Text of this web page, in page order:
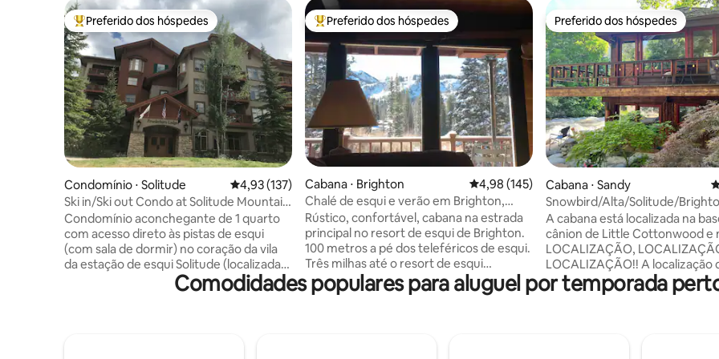
Entre os melhores preferidos dos hóspedes
Preferido dos hóspedes
Condomínio ⋅ Solitude 4,93 de uma avaliação média de 5, 137 avaliações
4,93 (137)
Ski in/Ski out Condo at Solitude Mountain
Resort
Condomínio aconchegante de 1 quarto
com acesso direto às pistas de esqui
(com sala de dormir) no coração da vila
da estação de esqui Solitude (localizada
em Big Cottonwood Canyon). Este
condomínio de mais de 800 pés
Entre os melhores preferidos dos hóspedes
Preferido dos hóspedes
Cabana ⋅ Brighton 4,98 de uma avaliação média de 5, 145
4,98 (145)
Chalé de esqui e verão em Brighton,
Utah
Rústico, confortável, cabana na estrada
principal no resort de esqui de Brighton.
100 metros a pé dos teleféricos de esqui.
Três milhas até o resort de esqui
Solitude. Belas vistas, grande
propriedade. Os residentes no
Preferido dos hóspedes
Preferido dos hóspedes
Cabana ⋅ Sandy
Snowbird/Alta/Solitude/
Creekside Cabana
A cabana está localizada na
cânion de Little Cottonwood e
LOCALIZAÇÃO,
LOCALIZAÇÃO!! A localização
cabanas posiciona você na
quilômetros e quilômetros de
para que você possa obter sua
Comodidades populares para aluguel por temporada